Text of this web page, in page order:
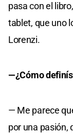
pasa con el
tablet, que uno
Lorenzi.
—¿Cómo
— Me parece
por una pasión,